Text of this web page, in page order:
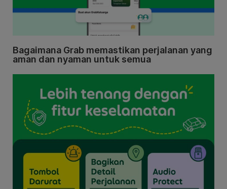
Bagaimana Grab memastikan perjalanan yang
aman dan nyaman untuk semua